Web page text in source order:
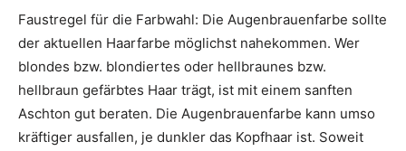
Faustregel für die Farbwahl: Die Augenbrauenfarbe sollte
der aktuellen Haarfarbe möglichst nahekommen. Wer
blondes bzw. blondiertes oder hellbraunes bzw.
hellbraun gefärbtes Haar trägt, ist mit einem sanften
Aschton gut beraten. Die Augenbrauenfarbe kann umso
kräftiger ausfallen, je dunkler das Kopfhaar ist. Soweit